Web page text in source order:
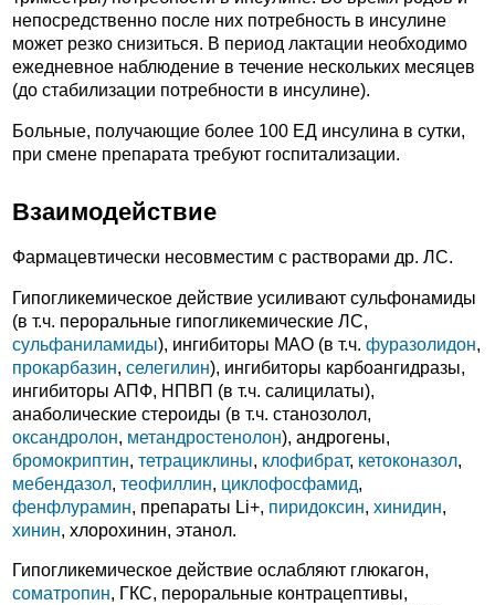
непосредственно после них потребность в инсулине
может резко снизиться. В период лактации необходимо
ежедневное наблюдение в течение нескольких месяцев
(до стабилизации потребности в инсулине).
Больные, получающие более 100 ЕД инсулина в сутки,
при смене препарата требуют госпитализации.
Взаимодействие
Фармацевтически несовместим с растворами др. ЛС.
Гипогликемическое действие усиливают сульфонамиды
(в т.ч. пероральные гипогликемические ЛС,
сульфаниламиды), ингибиторы МАО (в т.ч. фуразолидон,
прокарбазин, селегилин), ингибиторы карбоангидразы,
ингибиторы АПФ, НПВП (в т.ч. салицилаты),
анаболические стероиды (в т.ч. станозолол,
оксандролон, метандростенолон), андрогены,
бромокриптин, тетрациклины, клофибрат, кетоконазол,
мебендазол, теофиллин, циклофосфамид,
фенфлурамин, препараты Li+, пиридоксин, хинидин,
хинин, хлорохинин, этанол.
Гипогликемическое действие ослабляют глюкагон,
соматропин, ГКС, пероральные контрацептивы,